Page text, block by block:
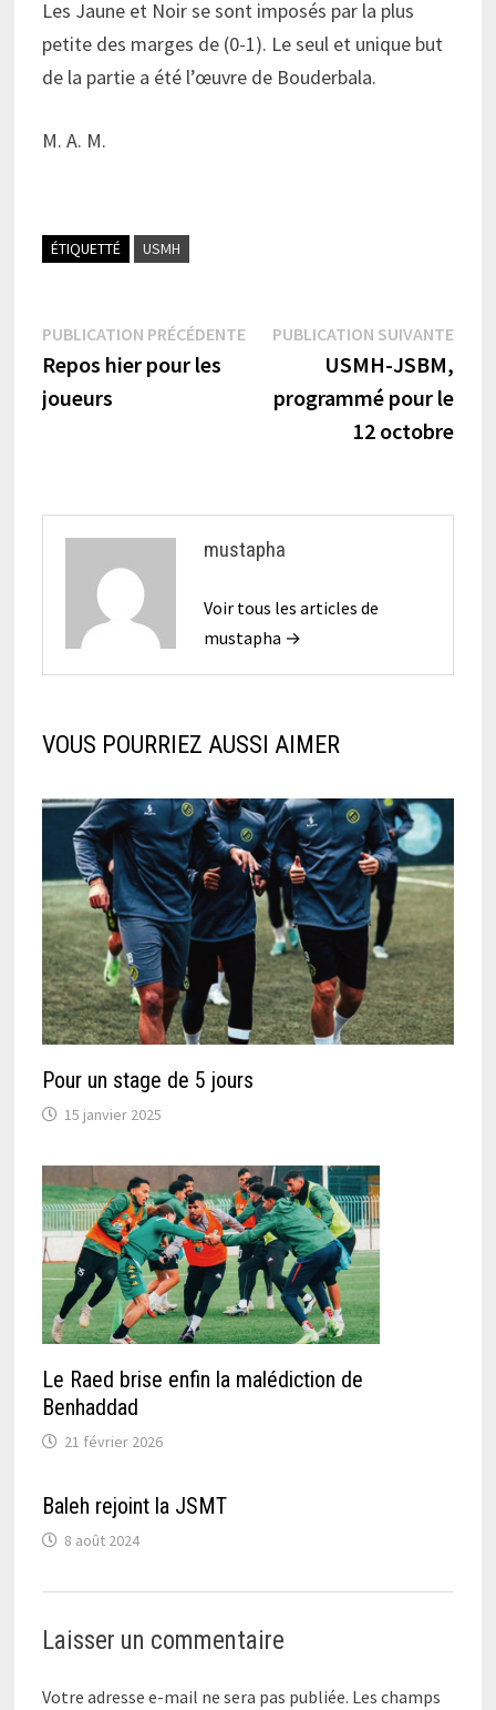
Les Jaune et Noir se sont imposés par la plus
petite des marges de (0-1). Le seul et unique but
de la partie a été l’œuvre de Bouderbala.
M. A. M.
ÉTIQUETTÉ USMH
Navigation
de
l’article
PUBLICATION PRÉCÉDENTEPublication
précédente :
Repos hier pour les
joueurs
PUBLICATION SUIVANTE
USMH-JSBM,
programmé pour le
12 octobre
mustapha
Voir tous les articles de
mustapha →
VOUS POURRIEZ AUSSI AIMER
Pour un stage de 5 jours
15 janvier 2025
Le Raed brise enfin la malédiction de
Benhaddad
21 février 2026
Baleh rejoint la JSMT
8 août 2024
Laisser un commentaire
Votre adresse e-mail ne sera pas publiée. Les champs